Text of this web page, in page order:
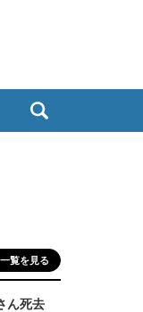
一覧を見る
ん死去